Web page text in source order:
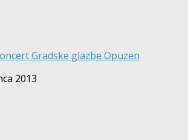
Gradske glazbe Opuzen
2013